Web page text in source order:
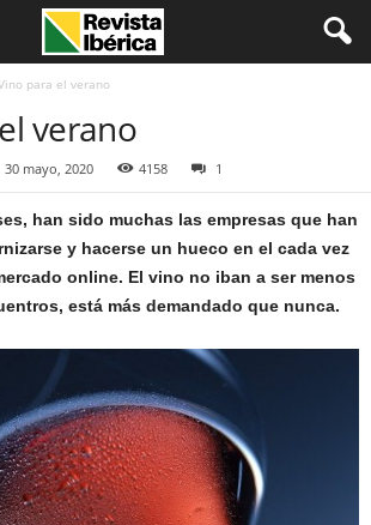
para el verano
verano
30 mayo, 2020 4158 1
han sido muchas las empresas que han
y hacerse un hueco en el cada vez
online. El vino no iban a ser menos
está más demandado que nunca.